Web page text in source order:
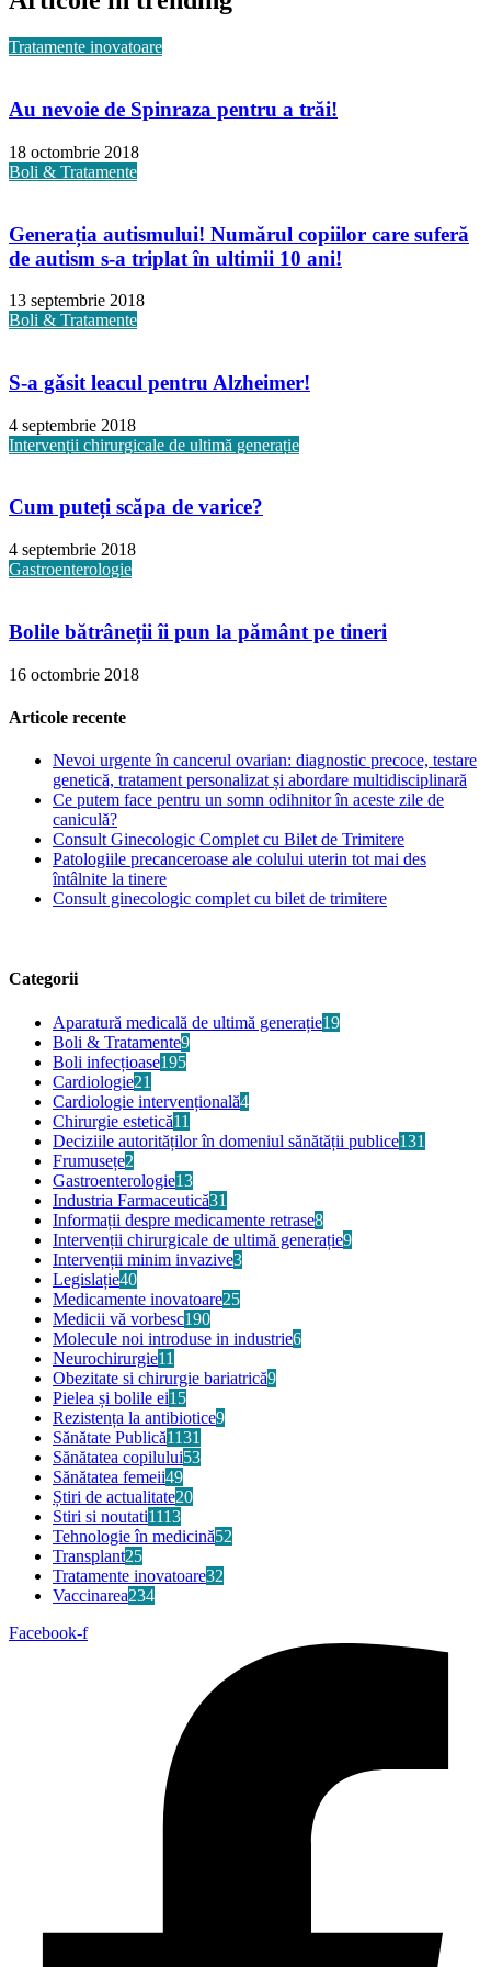
Tratamente inovatoare
Au nevoie de Spinraza pentru a trăi!
18 octombrie 2018
Boli & Tratamente
Generația autismului! Numărul copiilor care suferă
de autism s-a triplat în ultimii 10 ani!
13 septembrie 2018
Boli & Tratamente
S-a găsit leacul pentru Alzheimer!
4 septembrie 2018
Intervenții chirurgicale de ultimă generație
Cum puteți scăpa de varice?
4 septembrie 2018
Gastroenterologie
Bolile bătrâneții îi pun la pământ pe tineri
16 octombrie 2018
Articole recente
Nevoi urgente în cancerul ovarian: diagnostic precoce, testare
genetică, tratament personalizat și abordare multidisciplinară
Ce putem face pentru un somn odihnitor în aceste zile de
caniculă?
Consult Ginecologic Complet cu Bilet de Trimitere
Patologiile precanceroase ale colului uterin tot mai des
întâlnite la tinere
Consult ginecologic complet cu bilet de trimitere
Categorii
Aparatură medicală de ultimă generație19
Boli & Tratamente9
Boli infecțioase195
Cardiologie21
Cardiologie intervențională4
Chirurgie estetică11
Deciziile autorităților în domeniul sănătății publice131
Frumusețe2
Gastroenterologie13
Industria Farmaceutică31
Informații despre medicamente retrase8
Intervenții chirurgicale de ultimă generație9
Intervenții minim invazive3
Legislație40
Medicamente inovatoare25
Medicii vă vorbesc190
Molecule noi introduse in industrie6
Neurochirurgie11
Obezitate si chirurgie bariatrică9
Pielea și bolile ei15
Rezistența la antibiotice9
Sănătate Publică1131
Sănătatea copilului53
Sănătatea femeii49
Știri de actualitate20
Stiri si noutati1113
Tehnologie în medicină52
Transplant25
Tratamente inovatoare32
Vaccinarea234
Facebook-f